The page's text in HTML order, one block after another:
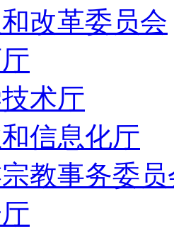
改革委员会
术厅
信息化厅
教事务委员